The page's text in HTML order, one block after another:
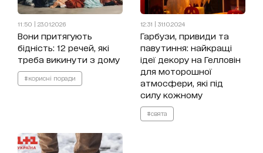
11:50 | 23.01.2026
Вони притягують
бідність: 12 речей, які
треба викинути з дому
#корисні поради
12:31 | 31.10.2024
Гарбузи, привиди та
павутиння: найкращі
ідеї декору на Гелловін
для моторошної
атмосфери, які під
силу кожному
#свята